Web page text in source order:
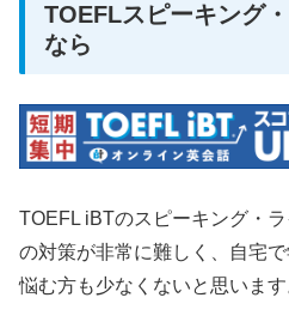
TOEFLスピーキング
なら
TOEFL iBTのスピーキング・
の対策が非常に難しく、自宅
悩む方も少なくないと思います